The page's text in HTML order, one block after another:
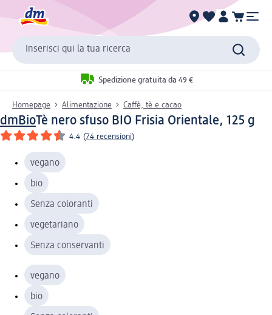
Inserisci qui la tua ricerca
Spedizione gratuita da 49 €
Homepage Alimentazione Caffè, tè e cacao
dmBioTè nero sfuso BIO Frisia Orientale, 125 g
4.4 (74 recensioni)
vegano
bio
Senza coloranti
vegetariano
Senza conservanti
vegano
bio